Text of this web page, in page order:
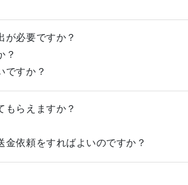
が必要ですか？
？
ですか？
もらえますか？
依頼をすればよいのですか？